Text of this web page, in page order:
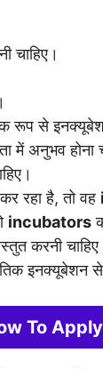
चाहिए।
रूप से
में अनुभव
रहा है, तो वह
incubators
करनी चाहिए
इनक्यूबेशन
To